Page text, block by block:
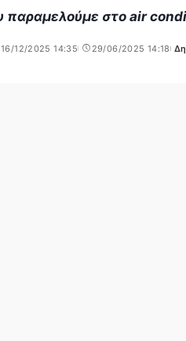
παραμελούμε στο air
12/2025 14:35 29/06/2025 14:18